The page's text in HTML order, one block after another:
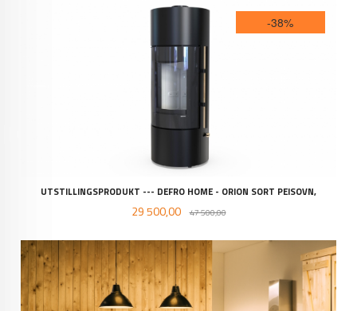
UTSTILLINGSPRODUKT --- DEFRO HOME - ORION SORT PEISOVN,
Tilbud
29 500,00 47 500,00Rabatt
-38%